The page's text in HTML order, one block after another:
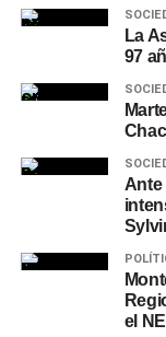
La
97
Ante
el